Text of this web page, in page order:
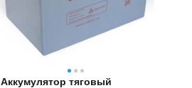
Аккумулятор тяговый